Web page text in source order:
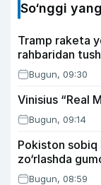
So‘nggi
Tramp raketa
rahbaridan
Bugun, 09:30
Vinisius “Real
Bugun, 09:14
Pokiston
zo‘rlashda
Bugun, 08:59